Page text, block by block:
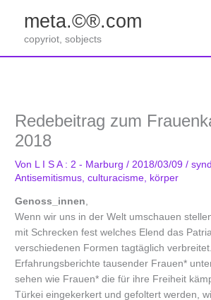
springen
meta.©®.com
copyriot, sobjects
Redebeitrag zum
2018
Von L I S A : 2 - Marburg/ 2018/03/09/
Antisemitismus ,culturacisme körper
Genoss_innen,
Wenn wir uns in der Welt umschauen
mit Schrecken fest welches Elend das
verschiedenen Formen tagtäglich
Erfahrungsberichte tausender Frauen*
sehen wie Frauen* die für ihre Freiheit
Türkei eingekerkert und gefoltert werden,